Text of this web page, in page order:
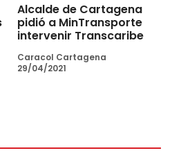
Alcalde de Cartagena
pidió a MinTransporte
intervenir Transcaribe
Caracol Cartagena
29/04/2021